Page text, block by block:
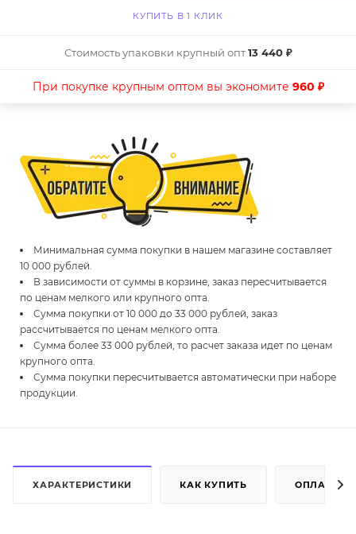
КУПИТЬ В 1 КЛИК
Стоимость упаковки крупный опт13 440 ₽
При покупке крупным оптом вы экономите 960 ₽
Минимальная сумма покупки в нашем магазине составляет
10 000 рублей.
В зависимости от суммы в корзине, заказ пересчитывается
по ценам мелкого или крупного опта.
Сумма покупки от 10 000 до 33 000 рублей, заказ
рассчитывается по ценам мелкого опта.
Сумма более 33 000 рублей, то расчет заказа идет по ценам
крупного опта.
Сумма покупки пересчитывается автоматически при наборе
продукции.
ХАРАКТЕРИСТИКИ КАК КУПИТЬ ОПЛАТА